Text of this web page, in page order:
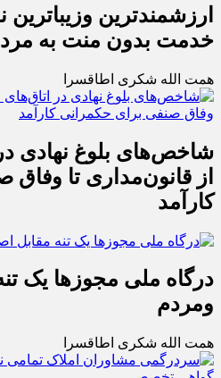
ارزشمندترین وزیباترین
خدمت بدون منت به
همت الله شکری اطاقسرا
شاخص‌های بلوغ نهادی
از قانون‌مداری تا
کارآمد
درگاه ملی مجوزها یک
ومردم
همت الله شکری اطاقسرا